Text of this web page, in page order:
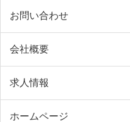
お問い合わせ
会社概要
求人情報
ホームページ